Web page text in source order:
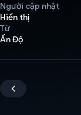
Người cập nhật
Hiển thị
Từ
Ấn Độ